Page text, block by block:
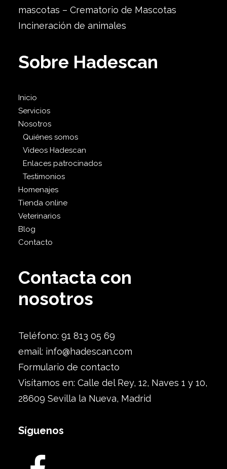
mascotas – Crematorio de Mascotas
Incineración de animales
Sobre Hadescan
Inicio
Servicios
Nosotros
Quiénes somos
Videos Hadescan
Enlaces patrocinados
Testimonios
Homenajes
Tienda online
Veterinarios
Blog
Contacto
Contacta con
nosotros
Teléfono: 91 813 05 69
email: info@hadescan.com
Formulario de contacto
Visítamos en: Calle del Rey, 12, Naves 1 y 10,
28609 Sevilla la Nueva, Madrid
Síguenos